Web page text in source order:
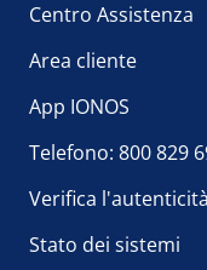
Centro Assistenza
Area cliente
App IONOS
Telefono: 800 829
Verifica
Stato dei sistemi